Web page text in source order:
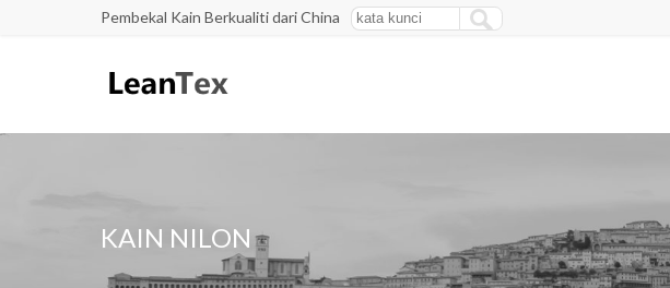
Pembekal Kain Berkualiti dari China
KAIN NILON